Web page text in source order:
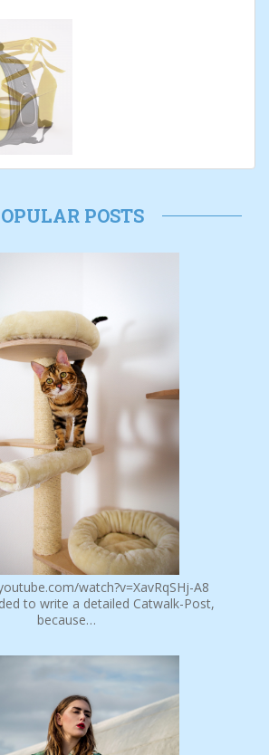
POSTS
watch?v=XavRqSHj-A8
to write a detailed Catwalk-Post,
because…